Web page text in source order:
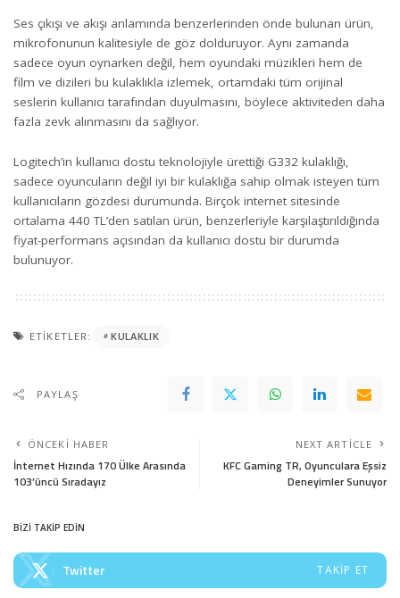
Ses çıkışı ve akışı anlamında benzerlerinden önde bulunan ürün,
mikrofonunun kalitesiyle de göz dolduruyor. Aynı zamanda
sadece oyun oynarken değil, hem oyundaki müzikleri hem de
film ve dizileri bu kulaklıkla izlemek, ortamdaki tüm orijinal
seslerin kullanıcı tarafından duyulmasını, böylece aktiviteden daha
fazla zevk alınmasını da sağlıyor.
Logitech’in kullanıcı dostu teknolojiyle ürettiği G332 kulaklığı,
sadece oyuncuların değil iyi bir kulaklığa sahip olmak isteyen tüm
kullanıcıların gözdesi durumunda. Birçok internet sitesinde
ortalama 440 TL’den satılan ürün, benzerleriyle karşılaştırıldığında
fiyat-performans açısından da kullanıcı dostu bir durumda
bulunuyor.
ETIKETLER: KULAKLIK
PAYLAŞ
ÖNCEKI HABER
İnternet Hızında 170 Ülke Arasında
103’üncü Sıradayız
NEXT ARTICLE
KFC Gaming TR, Oyunculara Eşsiz
Deneyimler Sunuyor
BİZİ TAKİP EDİN
Twitter TAKIP ET